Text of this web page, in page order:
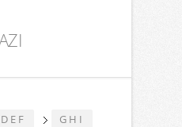
DEF
GHI